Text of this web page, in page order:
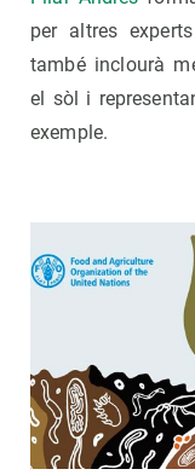
per altres
també inclourà
el sòl i
exemple.